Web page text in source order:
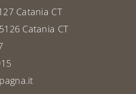
Catania CT
Catania CT